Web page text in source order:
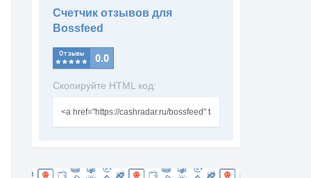
Счетчик отзывов для
Bossfeed
Скопируйте HTML код: